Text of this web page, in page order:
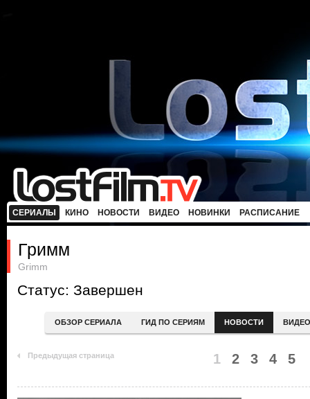
СЕРИАЛЫ КИНО НОВОСТИ ВИДЕО НОВИНКИ РАСПИСАНИЕ
Гримм
Grimm
Статус: Завершен
ОБЗОР СЕРИАЛА ГИД ПО СЕРИЯМ НОВОСТИ ВИДЕО
Предыдущая страница 1 2 3 4 5